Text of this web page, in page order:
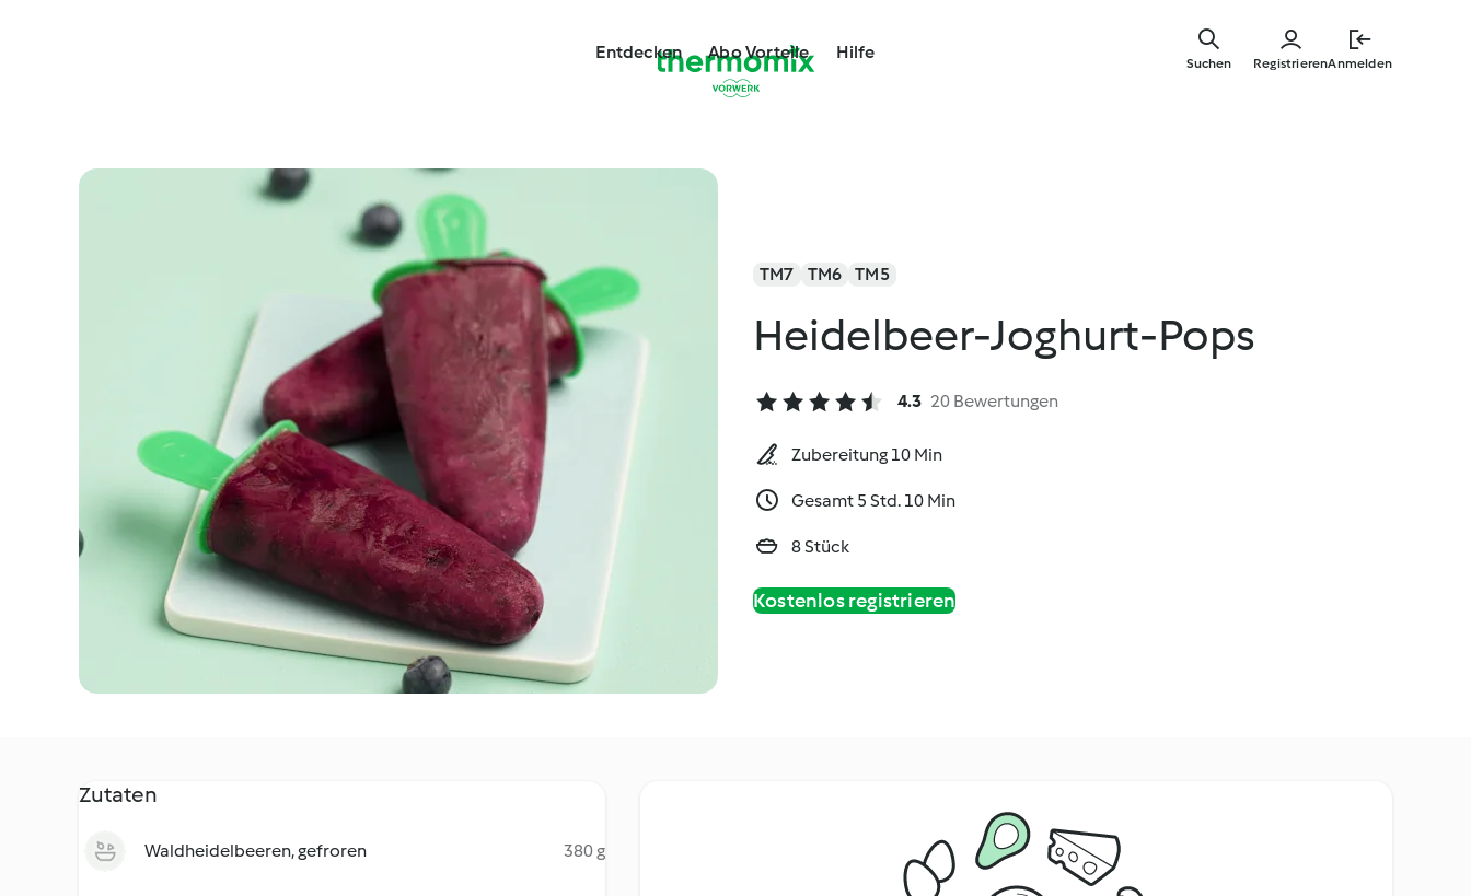
springen
Entdecken Abo Vorteile Hilfe
RegistrierenAnmelden
Suchen
TM7 TM6 TM5
Heidelbeer-Joghurt-Pops
4.3 20 Bewertungen
Zubereitung 10 Min
Gesamt 5 Std. 10 Min
8 Stück
Kostenlos registrieren
Zutaten
Waldheidelbeeren, gefroren 380 g